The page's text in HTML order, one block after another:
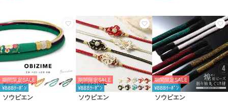
期間限定SALE
¥888ｸｰﾎﾟﾝ
ソウビエン
期間限定SALE
¥888ｸｰﾎﾟﾝ
ソウビエン
期間限定SALE
¥888ｸｰﾎﾟﾝ
ソウビエン